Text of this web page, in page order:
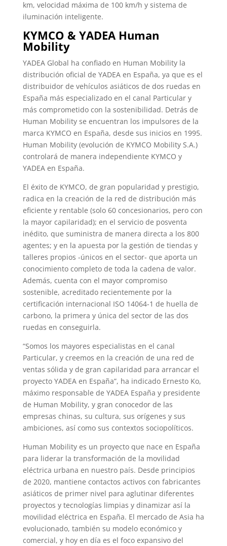
km, velocidad máxima de 100 km/h y sistema de
iluminación inteligente.
KYMCO & YADEA Human
Mobility
YADEA Global ha confiado en Human Mobility la
distribución oficial de YADEA en España, ya que es el
distribuidor de vehículos asiáticos de dos ruedas en
España más especializado en el canal Particular y
más comprometido con la sostenibilidad. Detrás de
Human Mobility se encuentran los impulsores de la
marca KYMCO en España, desde sus inicios en 1995.
Human Mobility (evolución de KYMCO Mobility S.A.)
controlará de manera independiente KYMCO y
YADEA en España.
El éxito de KYMCO, de gran popularidad y prestigio,
radica en la creación de la red de distribución más
eficiente y rentable (solo 60 concesionarios, pero con
la mayor capilaridad); en el servicio de posventa
inédito, que suministra de manera directa a los 800
agentes; y en la apuesta por la gestión de tiendas y
talleres propios -únicos en el sector- que aporta un
conocimiento completo de toda la cadena de valor.
Además, cuenta con el mayor compromiso
sostenible, acreditado recientemente por la
certificación internacional ISO 14064-1 de huella de
carbono, la primera y única del sector de las dos
ruedas en conseguirla.
“Somos los mayores especialistas en el canal
Particular, y creemos en la creación de una red de
ventas sólida y de gran capilaridad para arrancar el
proyecto YADEA en España”, ha indicado Ernesto Ko,
máximo responsable de YADEA España y presidente
de Human Mobility, y gran conocedor de las
empresas chinas, su cultura, sus orígenes y sus
ambiciones, así como sus contextos sociopolíticos.
Human Mobility es un proyecto que nace en España
para liderar la transformación de la movilidad
eléctrica urbana en nuestro país. Desde principios
de 2020, mantiene contactos activos con fabricantes
asiáticos de primer nivel para aglutinar diferentes
proyectos y tecnologías limpias y dinamizar así la
movilidad eléctrica en España. El mercado de Asia ha
evolucionado, también su modelo económico y
comercial, y hoy en día es el foco expansivo del